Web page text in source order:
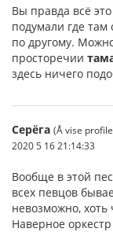
Вы правда всё
подумали где там
по другому.
просторечии
здесь ничего
Серёга (Å vise
2020 5 16 21:14:33
Вообще в этой
всех певцов
невозможно, хоть
Наверное